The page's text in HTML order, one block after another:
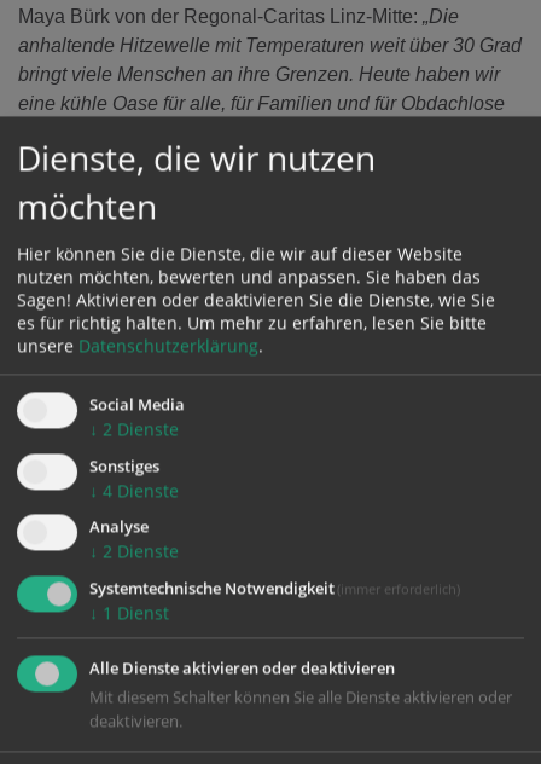
Maya Bürk von der Regonal-Caritas Linz-Mitte: „Die
anhaltende Hitzewelle mit Temperaturen weit über 30 Grad
bringt viele Menschen an ihre Grenzen. Heute haben wir
eine kühle Oase für alle, für Familien und für Obdachlose
Dienste, die wir nutzen
möchten
Hier können Sie die Dienste, die wir auf dieser Website
nutzen möchten, bewerten und anpassen. Sie haben das
Sagen! Aktivieren oder deaktivieren Sie die Dienste, wie Sie
es für richtig halten. Um mehr zu erfahren, lesen Sie bitte
unsere Datenschutzerklärung.
Social Media
↓ 2 Dienste
Sonstiges
↓ 4 Dienste
Analyse
↓ 2 Dienste
Systemtechnische Notwendigkeit (immer erforderlich)
↓ 1 Dienst
Alle Dienste aktivieren oder deaktivieren
Mit diesem Schalter können Sie alle Dienste aktivieren oder
deaktivieren.